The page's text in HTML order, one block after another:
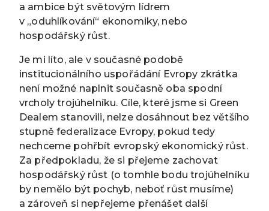
a ambice být světovým lídrem
v „oduhlíkování“ ekonomiky, nebo
hospodářský růst.
Je mi líto, ale v současné podobě
institucionálního uspořádání Evropy zkrátka
není možné naplnit současně oba spodní
vrcholy trojúhelníku. Cíle, které jsme si Green
Dealem stanovili, nelze dosáhnout bez většího
stupně federalizace Evropy, pokud tedy
nechceme pohřbít evropský ekonomický růst.
Za předpokladu, že si přejeme zachovat
hospodářský růst (o tomhle bodu trojúhelníku
by nemělo být pochyb, neboť růst musíme)
a zároveň si nepřejeme přenášet další